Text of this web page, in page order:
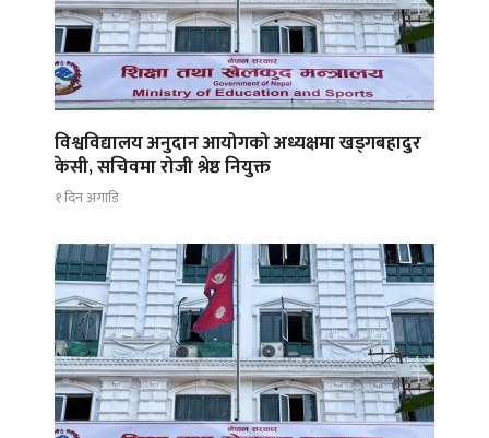
विश्वविद्यालय अनुदान आयोगको अध्यक्षमा खड्गबहादुर
केसी, सचिवमा रोजी श्रेष्ठ नियुक्त
१ दिन अगाडि